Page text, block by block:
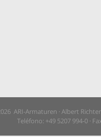
ARI-Armaturen · Albert
Teléfono: +49 5207 994-0 ·